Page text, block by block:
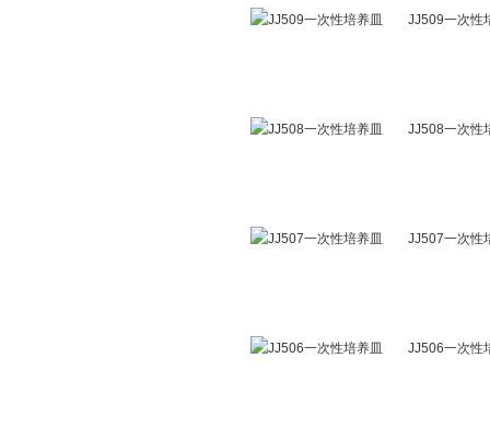
JJ509一次性
JJ508一次性
JJ507一次性
JJ506一次性